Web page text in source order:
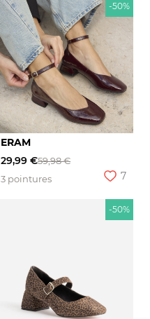
-50%
ERAM
29,99 €59,98 €
3 pointures
7
-50%